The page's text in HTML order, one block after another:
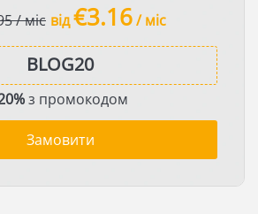
/ міс від€3.16/ міс
з промокодом
Замовити